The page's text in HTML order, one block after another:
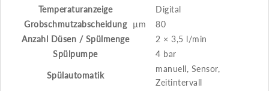
Temperaturanzeige
Digital
Grobschmutzabscheidung
µm
80
Anzahl Düsen / Spülmenge
2 × 3,5 l/min
Spülpumpe
4 bar
Spülautomatik
manuell, Sensor,
Zeitintervall